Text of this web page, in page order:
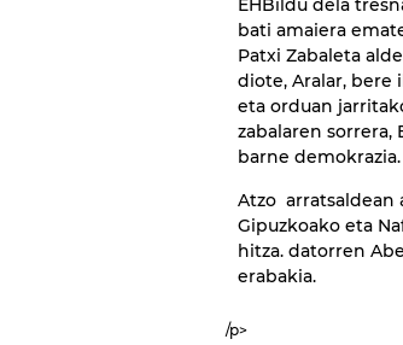
EHBildu dela
bati amaiera
Patxi Zabaleta
diote, Aralar, bere
eta orduan
zabalaren sorrera,
barne demokrazia.
Atzo arratsaldean
Gipuzkoako eta
hitza. datorren
erabakia.
/p>